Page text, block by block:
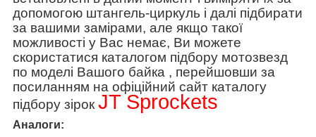
допомогою штангель-циркуль і далі підбирати
за вашими замірами, але якщо такої
можливості у Вас немає, Ви можете
скористатися каталогом підбору мотозвезд
по моделі Вашого байка , перейшовши за
посиланням на офіційний сайт каталогу
підбору зірок JT Sprockets
Аналоги: